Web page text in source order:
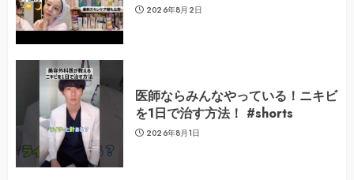
2026年8月2日
医師ならみんなやっている！ニキビ
を1日で治す方法！ #shorts
2026年8月1日